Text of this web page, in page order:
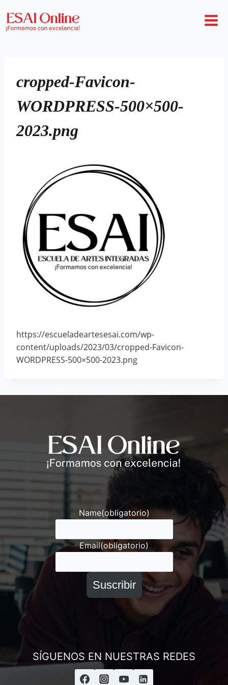
cropped-Favicon-
WORDPRESS-500×500-
2023.png
https://escueladeartesesai.com/wp-
content/uploads/2023/03/cropped-Favicon-
WORDPRESS-500×500-2023.png
Name(obligatorio)
Email(obligatorio)
Suscribir
SÍGUENOS EN NUESTRAS REDES